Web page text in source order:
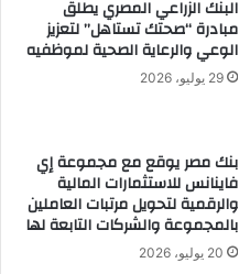
البنك الزراعي المصري يطلق
مبادرة “صحتك تستاهل” لتعزيز
الوعي والرعاية الصحية لموظفيه
29 يوليو، 2026
بنك مصر يوقع مع مجموعة إي
فاينانس للاستثمارات المالية
والرقمية لتحويل مرتبات العاملين
بالمجموعة والشركات التابعة لها
20 يوليو، 2026